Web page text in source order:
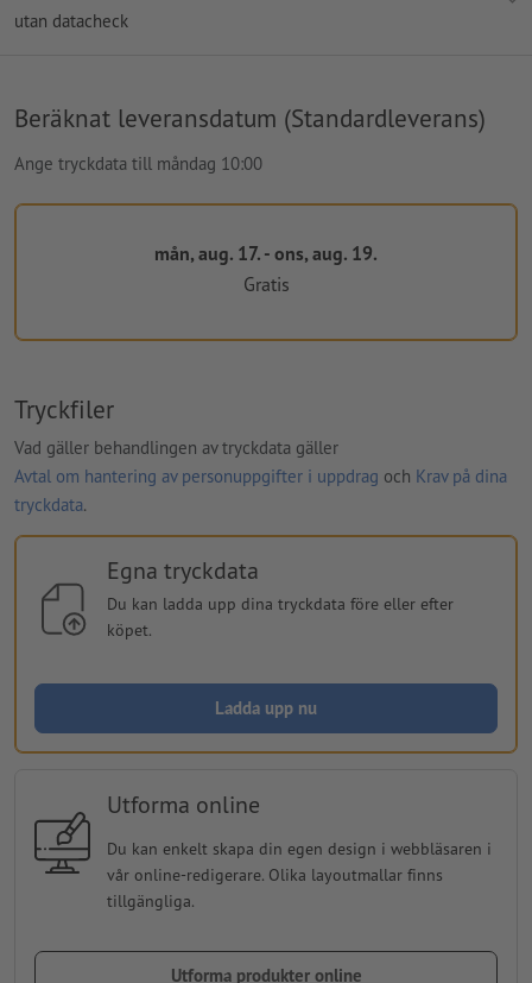
utan datacheck
Beräknat leveransdatum (Standardleverans)
Ange tryckdata till måndag 10:00
mån, aug. 17. - ons, aug. 19.
Gratis
Tryckfiler
Vad gäller behandlingen av tryckdata gäller
Avtal om hantering av personuppgifter i uppdrag och Krav på dina
tryckdata.
Egna tryckdata
Du kan ladda upp dina tryckdata före eller efter
köpet.
Ladda upp nu
Utforma online
Du kan enkelt skapa din egen design i webbläsaren i
vår online-redigerare. Olika layoutmallar finns
tillgängliga.
Utforma produkter online